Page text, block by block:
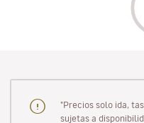
"Precios solo ida,
sujetas a